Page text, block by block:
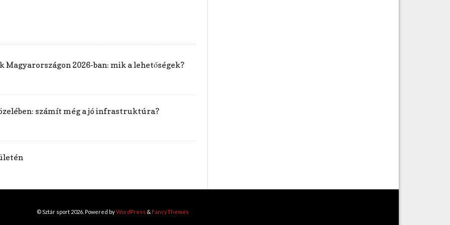
2026-ban: mik a lehetőségek?
számít még a jó infrastruktúra?
© Sztár sport 2026. Powered byWordPress & FancyThemes